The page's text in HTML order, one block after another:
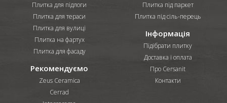
Плитка для підлоги
Плитка для тераси
Плитка для вулиці
Плитка на фартух
Плитка для фасаду
Плитка під паркет
Плитка під сіль-перець
Інформація
Підібрати плитку
Доставка і оплата
Про Cersanit
Контакти
Рекомендуємо
Zeus Ceramica
Cerrad